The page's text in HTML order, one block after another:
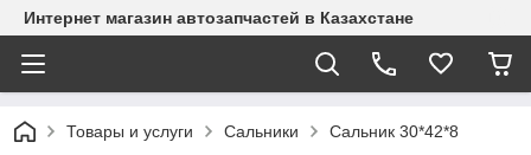
Интернет магазин автозапчастей в Казахстане
Товары и услуги Сальники Сальник 30*42*8